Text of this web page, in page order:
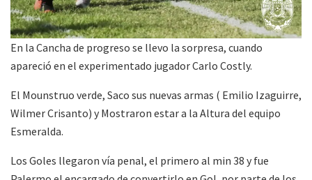
En la Cancha de progreso se llevo la sorpresa, cuando
apareció en el experimentado jugador Carlo Costly.
El Mounstruo verde, Saco sus nuevas armas ( Emilio Izaguirre,
Wilmer Crisanto) y Mostraron estar a la Altura del equipo
Esmeralda.
Los Goles llegaron vía penal, el primero al min 38 y fue